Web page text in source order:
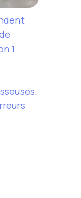
1